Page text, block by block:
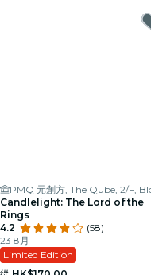
Candlelight: The Lord of the
Rings
4.2
(58)
23 8月
Limited Edition